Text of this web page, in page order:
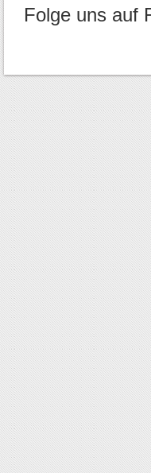
Folge uns auf